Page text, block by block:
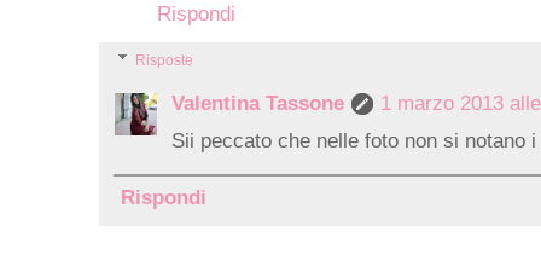
Rispondi
Risposte
Valentina Tassone
1 marzo 2013
Sii peccato che nelle foto non si notano
Rispondi